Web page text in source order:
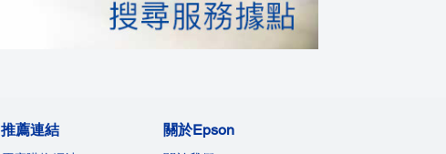
推薦連結 關於Epson